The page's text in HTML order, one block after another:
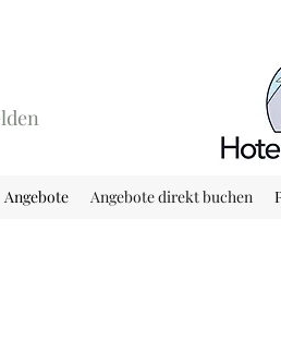
Angebote Angebote direkt buchen